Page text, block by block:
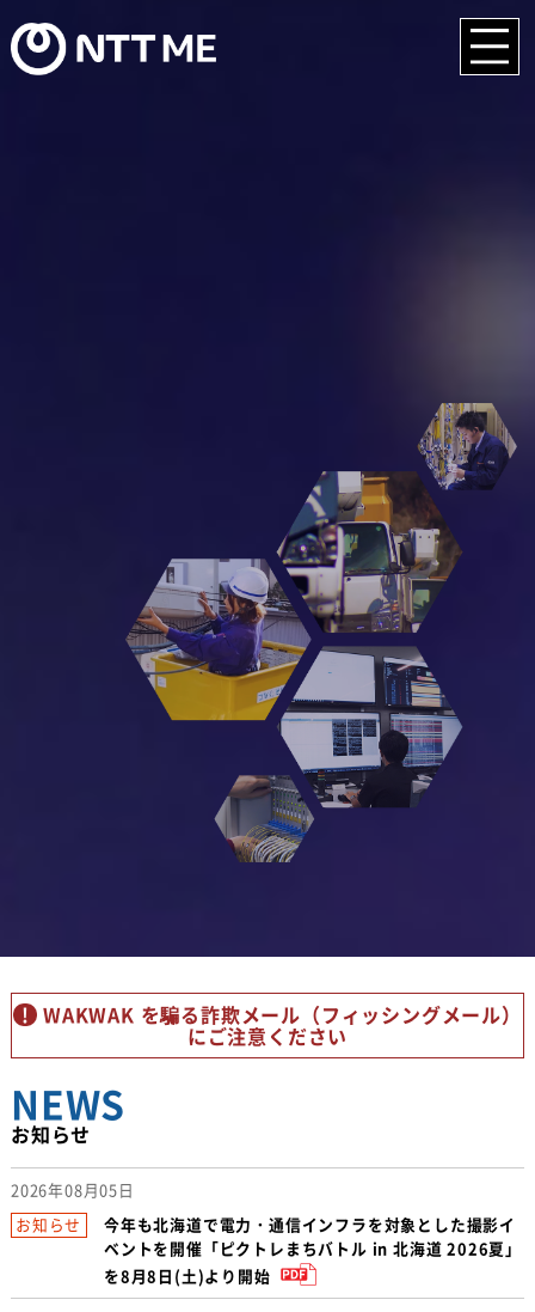
つなげてきた
確かな技術
WAKWAK を騙る詐欺メール （フィッシングメール）
にご注意ください
NEWS
お知らせ
2026年08月05日
今年も北海道で電力・通信インフラを対象とした撮影イ
ベントを開催「ピクトレまちバトル in 北海道 2026夏」
を8月8日(土)より開始